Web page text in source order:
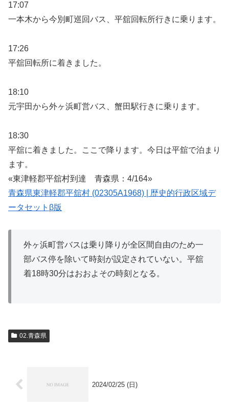
17:07
一本木から今別町巡回バス、平舘回転所行きに乗ります。
17:26
平舘回転所に着きました。
18:10
元宇田から外ヶ浜町営バス、蟹田駅行きに乗ります。
18:30
平舘に着きました。ここで降ります。今日は平舘で泊まり
ます。
«東津軽郡平舘村到達 青森県：4/164»
青森県東津軽郡平舘村 (02305A1968) | 歴史的行政区域デ
ータセットβ版
外ヶ浜町営バスは乗り降りが全区間自由のため一
部バス停を除いて時刻が設定されていない。平舘
着18時30分はおおよその時刻となる。
02.青森県
2024/02/25 (日)